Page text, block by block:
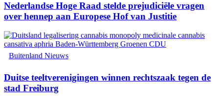
Nederlandse Hoge Raad stelde prejudiciële vragen
over hennep aan Europese Hof van Justitie
Buitenland Nieuws
Duitse teeltverenigingen winnen rechtszaak tegen de
stad Freiburg